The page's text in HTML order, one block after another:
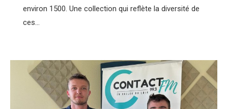
environ 1500. Une collection qui reflète la diversité de
ces…